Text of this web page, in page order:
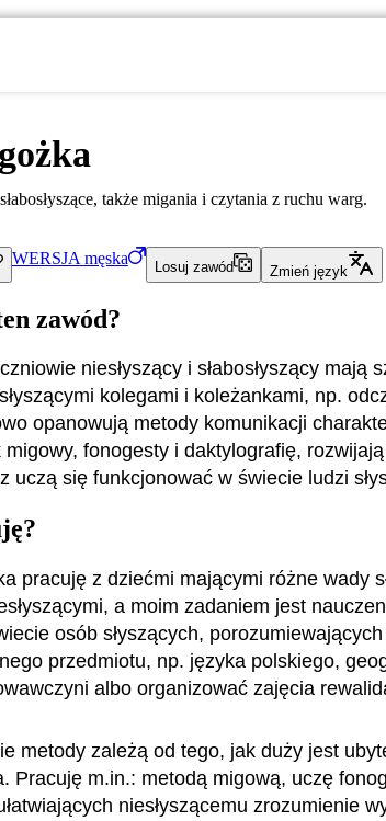
także migania i czytania z ruchu warg.
WERSJA męska
Losuj zawód Zmień język
zawód?
niesłyszący i słabosłyszący mają
kolegami i koleżankami, np.
opanowują metody komunikacji
migowy, fonogesty i daktylografię,
uczą się funkcjonować w świecie ludzi
pracuję z dziećmi mającymi różne wady
a moim zadaniem jest
osób słyszących,
przedmiotu, np. języka polskiego,
albo organizować zajęcia
metody zależą od tego, jak duży jest
Pracuję m.in.: metodą migową, uczę
niesłyszącemu zrozumienie